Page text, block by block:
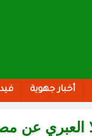
أخبار جهوية
العبري عن